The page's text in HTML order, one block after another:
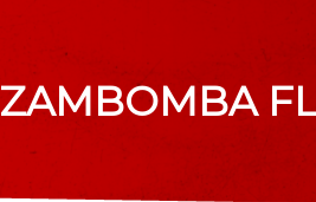
ZAMBOMBA